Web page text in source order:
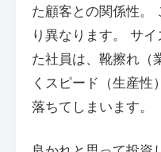
た顧客との関係性。
り異なります。 サ
た社員は、靴擦れ（
くスピード（生産性
落ちてしまいます。